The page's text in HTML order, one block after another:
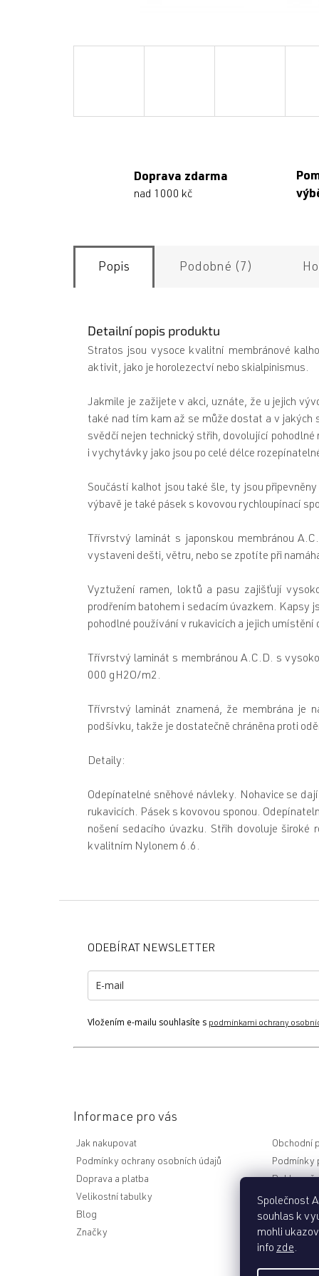
Společnost
souhlas k
mohli
info zde.
Doprava zdarma
nad 1000 kč
Popis Podobné (7)
Detailní popis produktu
Stratos jsou vysoce kvalitní membránové
aktivit, jako je horolezectví nebo skialpinismus.
Jakmile je zažijete v akci, uznáte, že u jejich
také nad tím kam až se může dostat a v jakých
svědčí nejen technický střih, dovolující
i vychytávky jako jsou po celé délce
Součástí kalhot jsou také šle, ty jsou
výbavě je také pásek s kovovou rychloupínací
Třívrstvý laminát s japonskou membránou
vystaveni dešti, větru, nebo se zpotíte při
Vyztužení ramen, loktů a pasu zajišťují
prodřením batohem i sedacím úvazkem. Kapsy
pohodlné používání v rukavicích a jejich
Třívrstvý laminát s membránou A.C.D. s
000 gH2O/m2.
Třívrstvý laminát znamená, že membrána
podšívku, takže je dostatečně chráněna proti
Detaily:
Odepínatelné sněhové návleky. Nohavice se
rukavicích. Pásek s kovovou sponou.
nošení sedacího úvazku. Střih dovoluje široké
kvalitním Nylonem 6.6.
ODEBÍRAT NEWSLETTER
Vložením e-mailu souhlasíte s podmínkami ochrany
Informace pro vás
Jak nakupovat
Obchodní
Podmínky ochrany osobních údajů
Podmínky
Doprava a platba
Velikostní tabulky
Nejčastější
Blog
Značky